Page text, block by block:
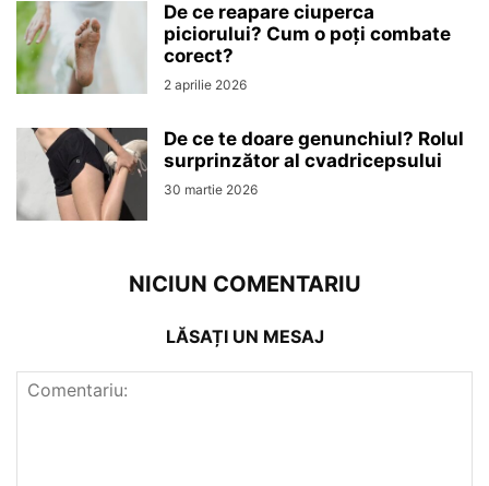
De ce reapare ciuperca
piciorului? Cum o poți combate
corect?
2 aprilie 2026
De ce te doare genunchiul? Rolul
surprinzător al cvadricepsului
30 martie 2026
NICIUN COMENTARIU
LĂSAȚI UN MESAJ